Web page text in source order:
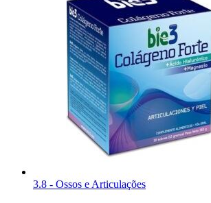
3.8 - Ossos e Articulações